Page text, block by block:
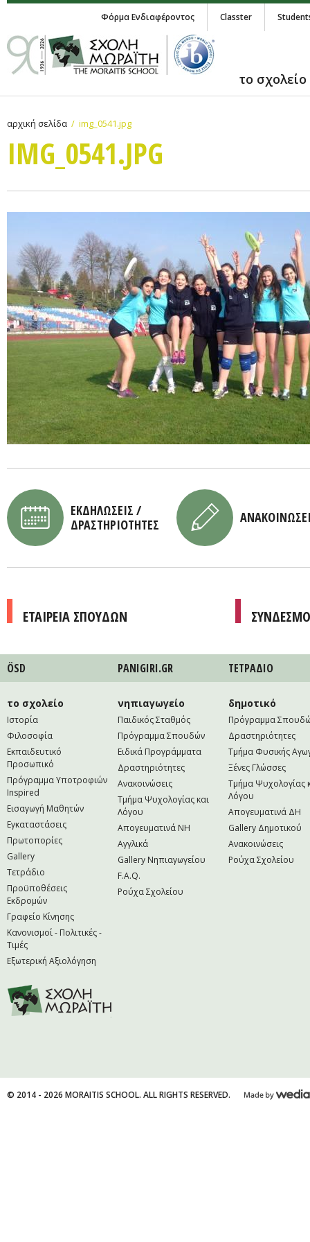
Φόρμα Ενδιαφέροντος Classter
το σχολείο
αρχική σελίδα img_0541.jpg
IMG_0541.JPG
ΕΚΔΗΛΩΣΕΙΣ /
ΔΡΑΣΤΗΡΙΟΤΗΤΕΣ
ΕΤΑΙΡΕΙΑ ΣΠΟΥΔΩΝ
ÖSD PANIGIRI.GR ΤΕΤΡAΔΙΟ
το σχολείο
Ιστορία
Φιλοσοφία
Εκπαιδευτικό
Προσωπικό
Πρόγραμμα Υποτροφιών
Inspired
Εισαγωγή Μαθητών
Εγκαταστάσεις
Πρωτοπορίες
Gallery
Τετράδιο
Προϋποθέσεις
Εκδρομών
Γραφείο Κίνησης
Κανονισμοί - Πολιτικές -
Τιμές
Εξωτερική Αξιολόγηση
νηπιαγωγείο
Παιδικός Σταθμός
Πρόγραμμα Σπουδών
Ειδικά Προγράμματα
Δραστηριότητες
Ανακοινώσεις
Τμήμα Ψυχολογίας και
Λόγου
Απογευματινά NH
Αγγλικά
Gallery Νηπιαγωγείου
F.A.Q.
Ρούχα Σχολείου
δημοτικό
Πρόγραμμα
Δραστηριότητες
Τμήμα Φυσικής
Ξένες Γλώσσες
Τμήμα Ψυχολογίας
Λόγου
Απογευματινά ΔΗ
Gallery Δημοτικού
Ανακοινώσεις
Ρούχα Σχολείου
© 2014 - 2026 MORAITIS SCHOOL. ALL RIGHTS RESERVED.